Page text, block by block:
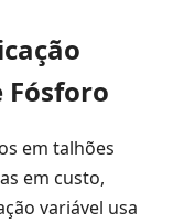
Fósforo
em talhões
em custo,
variável usa